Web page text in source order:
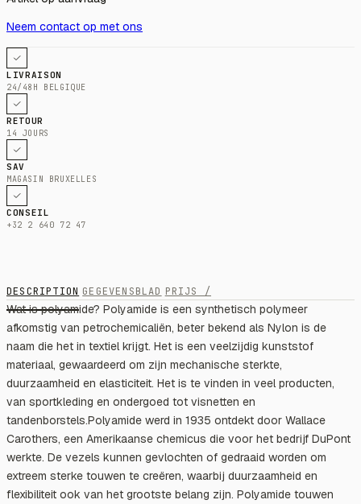
Neem contact op met ons
LIVRAISON
24/48H BELGIQUE
RETOUR
14 JOURS
SAV
MAGASIN BRUXELLES
CONSEIL
+32 2 640 72 47
DESCRIPTION GEGEVENSBLAD PRIJS /
Wat is polyamide? Polyamide is een synthetisch polymeer
afkomstig van petrochemicaliën, beter bekend als Nylon is de
naam die het in textiel krijgt. Het is een veelzijdig kunststof
materiaal, gewaardeerd om zijn mechanische sterkte,
duurzaamheid en elasticiteit. Het is te vinden in veel producten,
van sportkleding en ondergoed tot visnetten en
tandenborstels.Polyamide werd in 1935 ontdekt door Wallace
Carothers, een Amerikaanse chemicus die voor het bedrijf DuPont
werkte. De vezels kunnen gevlochten of gedraaid worden om
extreem sterke touwen te creëren, waarbij duurzaamheid en
flexibiliteit ook van het grootste belang zijn. Polyamide touwen